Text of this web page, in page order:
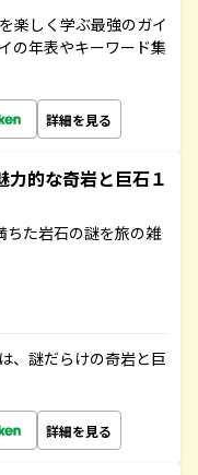
楽しく学ぶ最強のガイ
の年表やキーワード集
詳細を見る
的な奇岩と巨石１
ちた岩石の謎を旅の雑
、謎だらけの奇岩と巨
詳細を見る